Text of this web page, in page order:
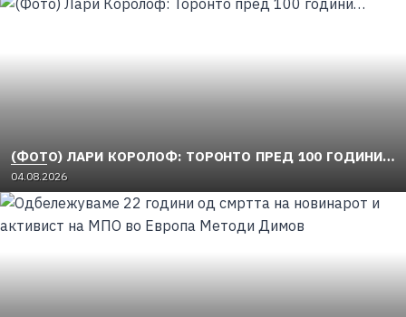
(ФОТО) ЛАРИ КОРОЛОФ: ТОРОНТО ПРЕД 100 ГОДИНИ…
04.08.2026